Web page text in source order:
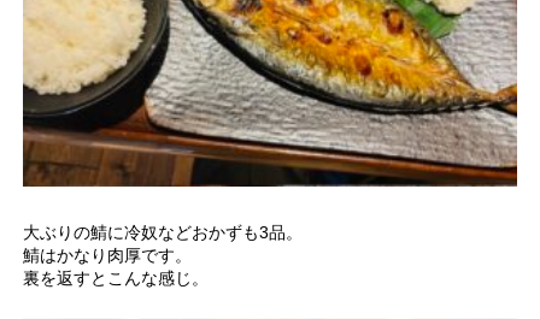
大ぶりの鯖に冷奴などおかずも3品。
鯖はかなり肉厚です。
裏を返すとこんな感じ。